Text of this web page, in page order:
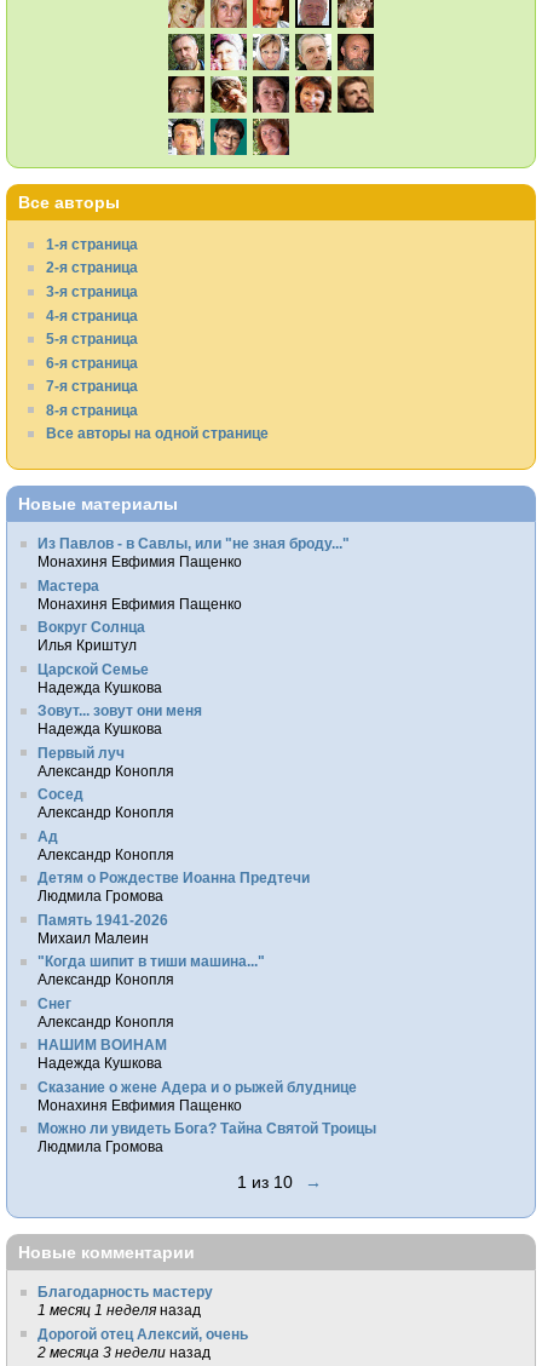
Все авторы
1-я страница
2-я страница
3-я страница
4-я страница
5-я страница
6-я страница
7-я страница
8-я страница
Все авторы на одной странице
Новые материалы
Из Павлов - в Савлы, или "не зная броду..."
Монахиня Евфимия Пащенко
Мастера
Монахиня Евфимия Пащенко
Вокруг Солнца
Илья Криштул
Царской Семье
Надежда Кушкова
Зовут... зовут они меня
Надежда Кушкова
Первый луч
Александр Конопля
Сосед
Александр Конопля
Ад
Александр Конопля
Детям о Рождестве Иоанна Предтечи
Людмила Громова
Память 1941-2026
Михаил Малеин
"Когда шипит в тиши машина..."
Александр Конопля
Снег
Александр Конопля
НАШИМ ВОИНАМ
Надежда Кушкова
Сказание о жене Адера и о рыжей блуднице
Монахиня Евфимия Пащенко
Можно ли увидеть Бога? Тайна Святой Троицы
Людмила Громова
1 из 10 →
Новые комментарии
Благодарность мастеру
1 месяц 1 неделя назад
Дорогой отец Алексий, очень
2 месяца 3 недели назад